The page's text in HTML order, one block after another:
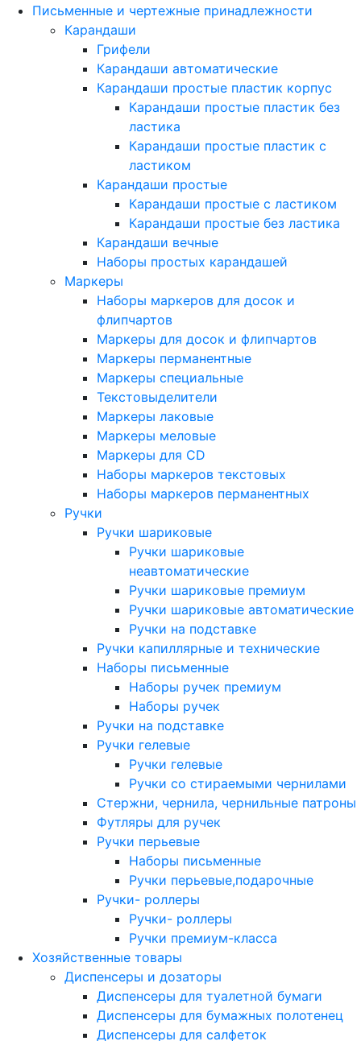
Письменные и чертежные принадлежности
Карандаши
Грифели
Карандаши автоматические
Карандаши простые пластик корпус
Карандаши простые пластик без
ластика
Карандаши простые пластик с
ластиком
Карандаши простые
Карандаши простые с ластиком
Карандаши простые без ластика
Карандаши вечные
Наборы простых карандашей
Маркеры
Наборы маркеров для досок и
флипчартов
Маркеры для досок и флипчартов
Маркеры перманентные
Маркеры специальные
Текстовыделители
Маркеры лаковые
Маркеры меловые
Маркеры для CD
Наборы маркеров текстовых
Наборы маркеров перманентных
Ручки
Ручки шариковые
Ручки шариковые
неавтоматические
Ручки шариковые премиум
Ручки шариковые автоматические
Ручки на подставке
Ручки капиллярные и технические
Наборы письменные
Наборы ручек премиум
Наборы ручек
Ручки на подставке
Ручки гелевые
Ручки гелевые
Ручки со стираемыми чернилами
Стержни, чернила, чернильные патроны
Футляры для ручек
Ручки перьевые
Наборы письменные
Ручки перьевые,подарочные
Ручки- роллеры
Ручки- роллеры
Ручки премиум-класса
Хозяйственные товары
Диспенсеры и дозаторы
Диспенсеры для туалетной бумаги
Диспенсеры для бумажных полотенец
Диспенсеры для салфеток